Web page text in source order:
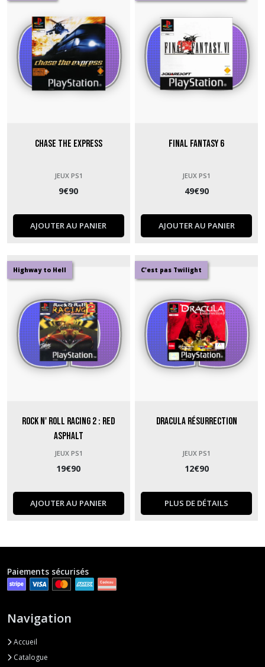
Chase the Express
JEUX PS1
9€90
AJOUTER AU PANIER
Final Fantasy 6
JEUX PS1
49€90
AJOUTER AU PANIER
Highway to Hell
Rock N' Roll Racing 2 : Red
Asphalt
JEUX PS1
19€90
AJOUTER AU PANIER
C'est pas Twilight
Dracula Résurrection
JEUX PS1
12€90
PLUS DE DÉTAILS
Paiements sécurisés
Navigation
Accueil
Catalogue